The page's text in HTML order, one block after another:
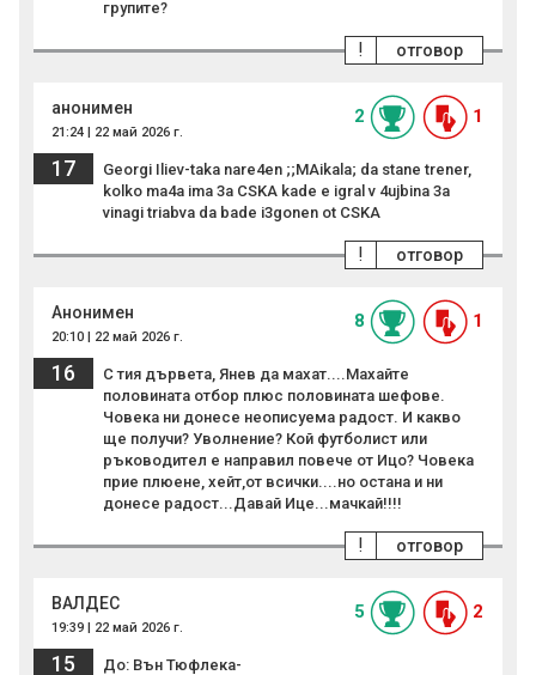
групите?
отговор
!
анонимен
21:24 | 22 май 2026 г.
2 1
17
Georgi Iliev-taka nare4en ;;MAikala; da stane trener,
kolko ma4a ima 3a CSKA kade e igral v 4ujbina 3a
vinagi triabva da bade i3gonen ot CSKA
отговор
!
Анонимен
20:10 | 22 май 2026 г.
8 1
16
С тия дървета, Янев да махат....Махайте
половината отбор плюс половината шефове.
Човека ни донесе неописуема радост. И какво
ще получи? Уволнение? Кой футболист или
ръководител е направил повече от Ицо? Човека
прие плюене, хейт,от всички....но остана и ни
донесе радост...Давай Ице...мачкай!!!!
отговор
!
ВАЛДЕС
19:39 | 22 май 2026 г.
5 2
15
До: Вън Тюфлека-